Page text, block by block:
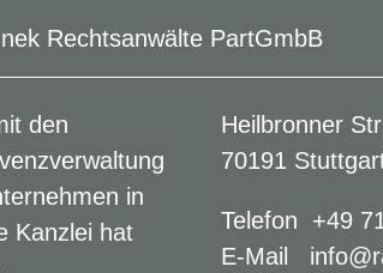
Rechtsanwälte PartGmbB
den
in
Kanzlei hat
Heilbronner
70191
Telefon +49
E-Mail